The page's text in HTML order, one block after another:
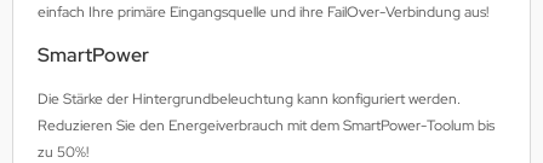
einfach Ihre primäre Eingangsquelle und ihre FailOver-Verbindung aus!
SmartPower
Die Stärke der Hintergrundbeleuchtung kann konfiguriert werden.
Reduzieren Sie den Energeiverbrauch mit dem SmartPower-Toolum bis
zu 50%!